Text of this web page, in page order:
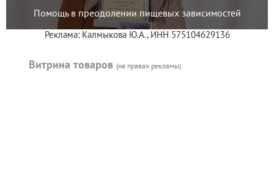
Помощь в преодолении пищевых зависимостей
Реклама: Калмыкова Ю.А., ИНН 575104629136
Витрина товаров (на правах рекламы)